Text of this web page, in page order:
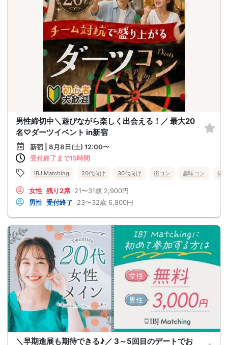
男性締切中＼遊びながら楽しく出会える！／ 最大20
名♡ダーツイベント in新宿
新宿 | 8月8日(土) 12:00〜
受付終了まで15時間
IBJ Matching 20代向け 30代向け 街コン 趣味コン 体
女性 残り2席 21〜31歳 2,900円
男性 受付終了 23〜32歳 6,800円
＼早期進展も期待できる♪／ 3～5回目のデートでお